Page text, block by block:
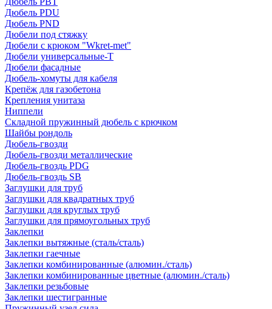
Дюбель PDU
Дюбель PND
Дюбели под стяжку
Дюбели с крюком "Wkret-met"
Дюбели универсальные-Т
Дюбели фасадные
Дюбель-хомуты для кабеля
Крепёж для газобетона
Крепления унитаза
Ниппели
Складной пружинный дюбель с крючком
Шайбы рондоль
Дюбель-гвозди
Дюбель-гвозди металлические
Дюбель-гвоздь PDG
Дюбель-гвоздь SB
Заглушки для труб
Заглушки для квадратных труб
Заглушки для круглых труб
Заглушки для прямоугольных труб
Заклепки
Заклепки вытяжные (сталь/сталь)
Заклепки гаечные
Заклепки комбинированные (алюмин./сталь)
Заклепки комбинированные цветные (алюмин./сталь)
Заклепки резьбовые
Заклепки шестигранные